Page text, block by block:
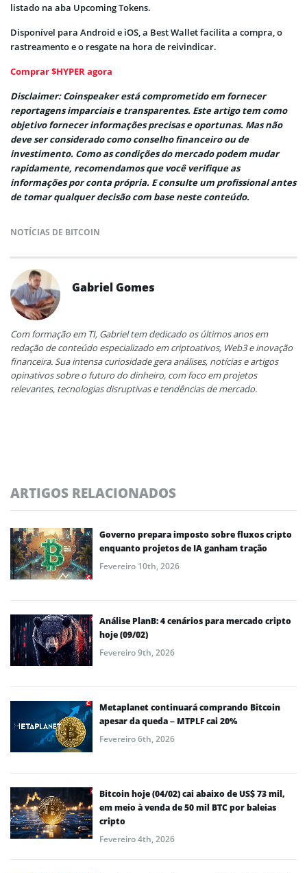
listado na aba Upcoming Tokens.
Disponível para Android e iOS, a Best Wallet facilita a compra, o
rastreamento e o resgate na hora de reivindicar.
Comprar $HYPER agora
Disclaimer: Coinspeaker está comprometido em fornecer
reportagens imparciais e transparentes. Este artigo tem como
objetivo fornecer informações precisas e oportunas. Mas não
deve ser considerado como conselho financeiro ou de
investimento. Como as condições do mercado podem mudar
rapidamente, recomendamos que você verifique as
informações por conta própria. E consulte um profissional antes
de tomar qualquer decisão com base neste conteúdo.
NOTÍCIAS DE BITCOIN
Gabriel Gomes
Com formação em TI, Gabriel tem dedicado os últimos anos em
redação de conteúdo especializado em criptoativos, Web3 e inovação
financeira. Sua intensa curiosidade gera análises, notícias e artigos
opinativos sobre o futuro do dinheiro, com foco em projetos
relevantes, tecnologias disruptivas e tendências de mercado.
ARTIGOS RELACIONADOS
Governo prepara imposto sobre fluxos cripto
enquanto projetos de IA ganham tração
Fevereiro 10th, 2026
Análise PlanB: 4 cenários para mercado cripto
hoje (09/02)
Fevereiro 9th, 2026
Metaplanet continuará comprando Bitcoin
apesar da queda – MTPLF cai 20%
Fevereiro 6th, 2026
Bitcoin hoje (04/02) cai abaixo de US$ 73 mil,
em meio à venda de 50 mil BTC por baleias
cripto
Fevereiro 4th, 2026